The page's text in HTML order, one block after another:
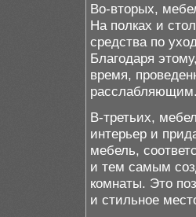
Во-вторых,
На полках и
средства по
Благодаря
время,
В-третьих,
интерьер и
мебель,
и тем самым
комнаты. Это
и стильное